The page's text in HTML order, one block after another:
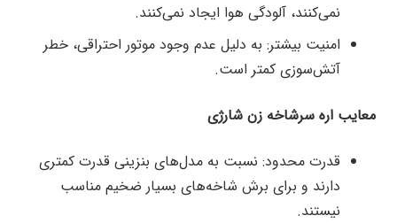
نمی‌کنند، آلودگی هوا ایجاد نمی‌کنند.
امنیت بیشتر: به دلیل عدم وجود موتور احتراقی، خطر
آتش‌سوزی کمتر است.
معایب اره سرشاخه زن شارژی
قدرت محدود: نسبت به مدل‌های بنزینی قدرت کمتری
دارند و برای برش شاخه‌های بسیار ضخیم مناسب
نیستند.